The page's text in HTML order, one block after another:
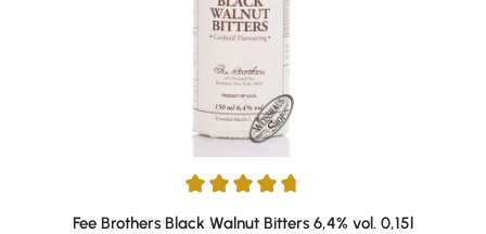
Durchschnittliche Bewertung von 4.67 von 5 Sternen
Fee Brothers Black Walnut Bitters 6,4% vol. 0,15l